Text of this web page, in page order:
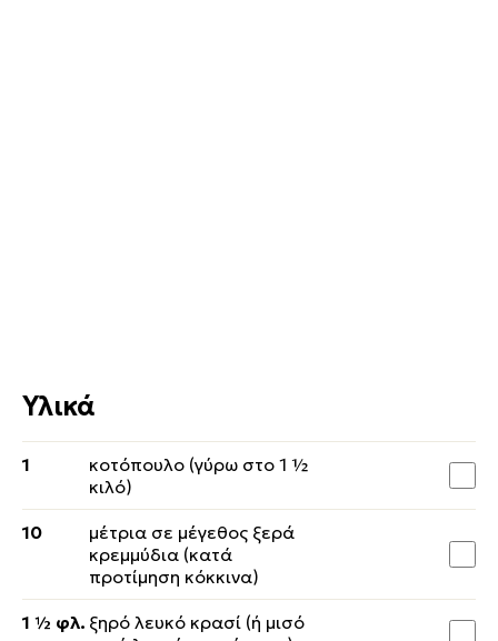
Υλικά
1
κοτόπουλο (γύρω στο 1 ½
κιλό)
10
μέτρια σε μέγεθος ξερά
κρεμμύδια (κατά
προτίμηση κόκκινα)
1 ½ φλ. ξηρό λευκό κρασί (ή μισό